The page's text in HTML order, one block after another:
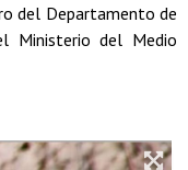
del Departamento de
Ministerio del Medio